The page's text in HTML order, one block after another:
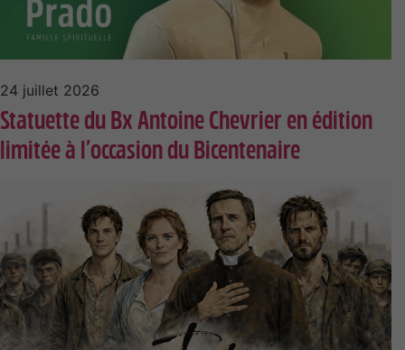
24 juillet 2026
Statuette du Bx Antoine Chevrier en édition
limitée à l’occasion du Bicentenaire